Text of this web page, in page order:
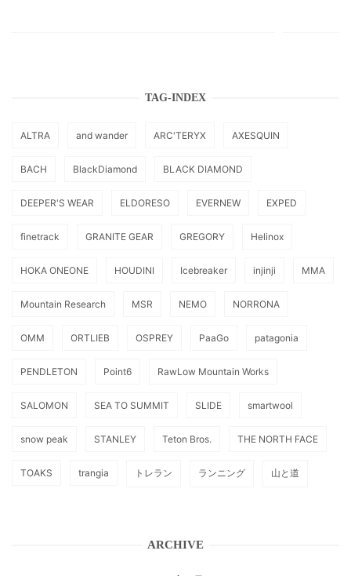
TAG-INDEX
ALTRA and wander ARC'TERYX AXESQUIN
BACH BlackDiamond BLACK DIAMOND
DEEPER'S WEAR ELDORESO EVERNEW EXPED
finetrack GRANITE GEAR GREGORY Helinox
HOKA ONEONE HOUDINI Icebreaker injinji MMA
Mountain Research MSR NEMO NORRONA
OMM ORTLIEB OSPREY PaaGo patagonia
PENDLETON Point6 RawLow Mountain Works
SALOMON SEA TO SUMMIT SLIDE smartwool
snow peak STANLEY Teton Bros. THE NORTH FACE
TOAKS trangia トレラン ランニング 山と道
ARCHIVE